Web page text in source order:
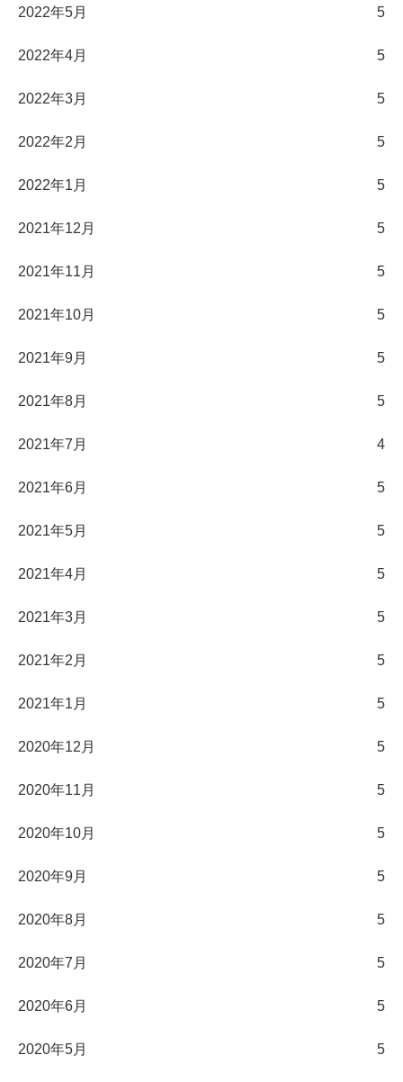
2022年5月 5
2022年4月 5
2022年3月 5
2022年2月 5
2022年1月 5
2021年12月 5
2021年11月 5
2021年10月 5
2021年9月 5
2021年8月 5
2021年7月 4
2021年6月 5
2021年5月 5
2021年4月 5
2021年3月 5
2021年2月 5
2021年1月 5
2020年12月 5
2020年11月 5
2020年10月 5
2020年9月 5
2020年8月 5
2020年7月 5
2020年6月 5
2020年5月 5